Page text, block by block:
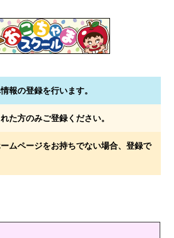
報の登録を行います。
た方のみご登録ください。
ムページをお持ちでない場合、登録で